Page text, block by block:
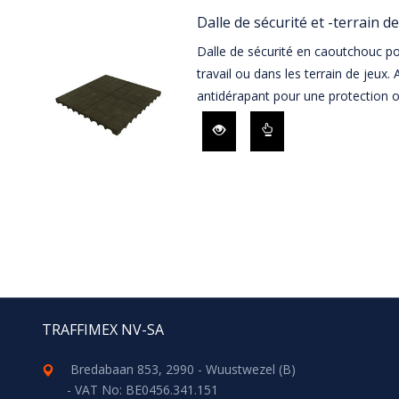
Dalle de sécurité et -terrain
Dalle de sécurité en caoutchouc
travail ou dans les terrain de jeux.
antidérapant pour une protection
TRAFFIMEX NV-SA
Bredabaan 853, 2990 - Wuustwezel (B)
- VAT No: BE0456.341.151